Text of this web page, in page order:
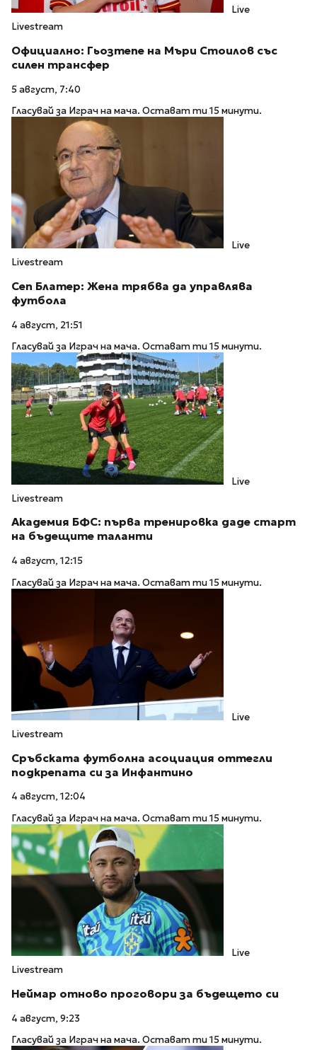
Live
Livestream
Официално: Гьозтепе на Мъри Стоилов със
силен трансфер
5 август, 7:40
Гласувай за Играч на мача. Остават ти 15 минути.
Live
Livestream
Сеп Блатер: Жена трябва да управлява
футбола
4 август, 21:51
Гласувай за Играч на мача. Остават ти 15 минути.
Live
Livestream
Академия БФС: първа тренировка даде старт
на бъдещите таланти
4 август, 12:15
Гласувай за Играч на мача. Остават ти 15 минути.
Live
Livestream
Сръбската футболна асоциация оттегли
подкрепата си за Инфантино
4 август, 12:04
Гласувай за Играч на мача. Остават ти 15 минути.
Live
Livestream
Неймар отново проговори за бъдещето си
4 август, 9:23
Гласувай за Играч на мача. Остават ти 15 минути.